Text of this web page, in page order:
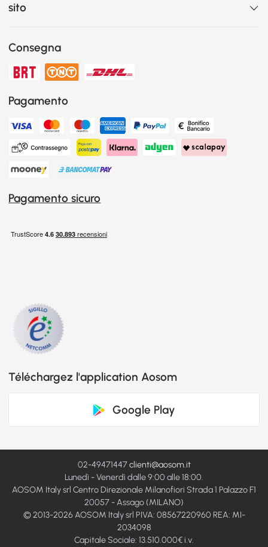
sito
Consegna
Pagamento
Pagamento sicuro
Téléchargez l'application Aosom
Google Play
02-49471447clienti@aosom.it
Lunedì - Venerdì dalle 9:00 alle 18:00.
AOSOM Italy srl Centro Direzionale Milanofiori Strada 1 Palazzo F1
20057 - Assago (MILANO)
© 2013-2026 AOSOM Italy srl PIVA: 08567220960 REA: MI-
2034098
Capitale Sociale: 13.510.000€ i.v.